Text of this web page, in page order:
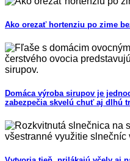
Ako orezať hortenziu po zime
Domáca výroba sirupov je
zabezpečia skvelú chuť aj dlhú